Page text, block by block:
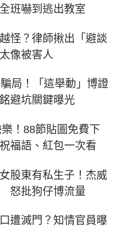
班嚇到逃出教室
怪？律師揪出「避談
像被害人
局！「這舉動」博證
避坑關鍵曝光
！88節貼圖免費下
福語、紅包一次看
股東有私生子！杰威
怒批狗仔博流量
遭滅門？知情官員曝